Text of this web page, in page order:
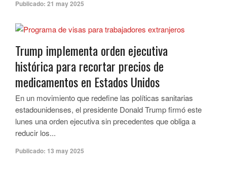
Publicado: 21 may 2025
Trump implementa orden ejecutiva
histórica para recortar precios de
medicamentos en Estados Unidos
En un movimiento que redefine las políticas sanitarias
estadounidenses, el presidente Donald Trump firmó este
lunes una orden ejecutiva sin precedentes que obliga a
reducir los...
Publicado: 13 may 2025